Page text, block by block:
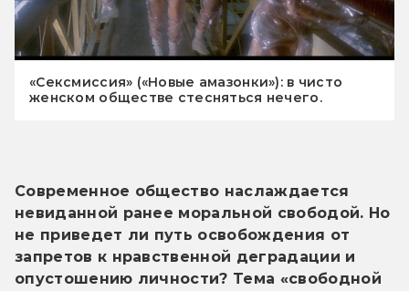
«Сексмиссия» («Новые амазонки»): в чисто
женском обществе стесняться нечего.
Современное общество наслаждается
невиданной ранее моральной свободой. Но
не приведет ли путь освобождения от
запретов к нравственной деградации и
опустошению личности? Тема «свободной